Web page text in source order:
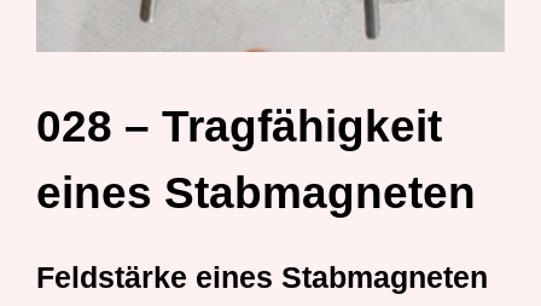
028 – Tragfähigkeit
eines Stabmagneten
Feldstärke eines Stabmagneten